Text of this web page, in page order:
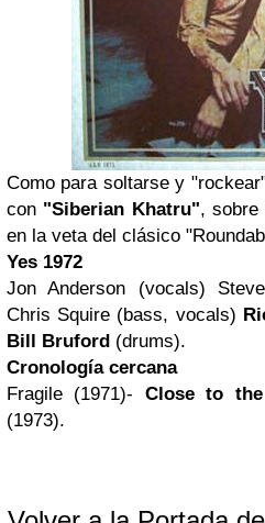
Como para soltarse y
con "Siberian Khatru", sobre
en la veta del clásico
Yes 1972
Jon Anderson (vocals)
Chris Squire (bass, vocals)
Bill Bruford (drums).
Cronología cercana
Fragile (1971)- Close to the
(1973).